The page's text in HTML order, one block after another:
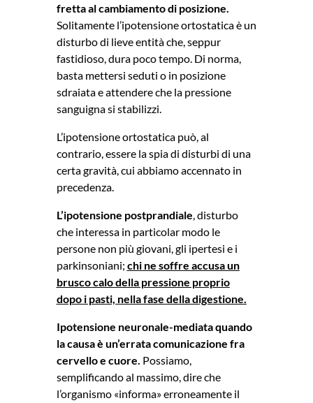
fretta al cambiamento di posizione.
Solitamente l’ipotensione ortostatica è un
disturbo di lieve entità che, seppur
fastidioso, dura poco tempo. Di norma,
basta mettersi seduti o in posizione
sdraiata e attendere che la pressione
sanguigna si stabilizzi.
L’ipotensione ortostatica può, al
contrario, essere la spia di disturbi di una
certa gravità, cui abbiamo accennato in
precedenza.
L’ipotensione postprandiale, disturbo
che interessa in particolar modo le
persone non più giovani, gli ipertesi e i
parkinsoniani; chi ne soffre accusa un
brusco calo della pressione proprio
dopo i pasti, nella fase della digestione.
Ipotensione neuronale-mediata quando
la causa è un’errata comunicazione fra
cervello e cuore. Possiamo,
semplificando al massimo, dire che
l’organismo «informa» erroneamente il